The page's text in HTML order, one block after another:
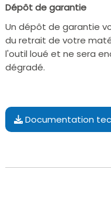
Dépôt de garantie
Un dépôt de garantie
du retrait de votre
l'outil loué et ne sera
dégradé.
Documentation